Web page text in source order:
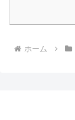
ホーム